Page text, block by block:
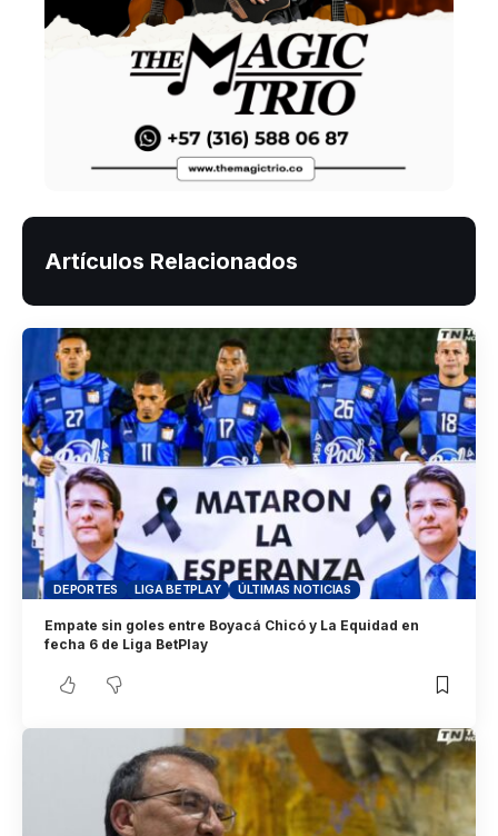
Artículos Relacionados
DEPORTES LIGA BETPLAY ÚLTIMAS NOTICIAS
Empate sin goles entre Boyacá Chicó y La Equidad en
fecha 6 de Liga BetPlay